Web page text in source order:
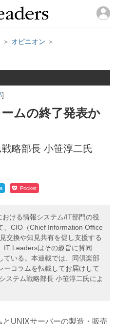
＞ オピニオン ＞
ムの終了発表か
略部長 小笹淳二氏
Pocket
おける情報システム/IT部門の役
、CIO（Chief Information Office
交換や知見共有を促し支援する
IT Leadersはその趣旨に賛同
ている。本連載では、同倶楽部
ーコラムを転載してお届けして
ステム戦略部長 小笹淳二氏によ
UNIXサーバーの製造・販売